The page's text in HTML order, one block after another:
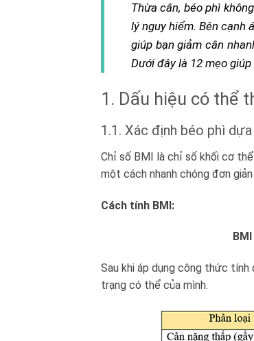
Thừa cân, béo phì
lý nguy hiểm. Bên cạnh
giúp bạn giảm cân
Dưới đây là 12 mẹo
1. Dấu hiệu có thể
1.1. Xác định béo phì
Chỉ số BMI là chỉ số khối cơ
một cách nhanh chóng đơn
Cách tính BMI:
Sau khi áp dụng công thức
trạng có thể của mình.